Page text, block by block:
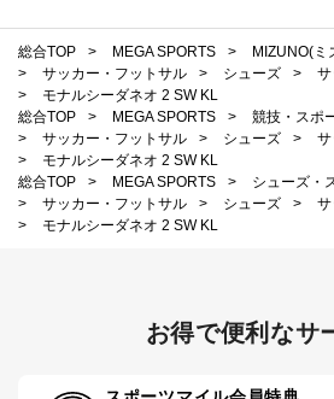
総合TOP > MEGA SPORTS >
MIZUNO(ミ
>
サッカー・フットサル > シューズ >
サ
>
モナルシーダネオ 2 SW KL
総合TOP
> MEGA SPORTS >
競技・スポ
>
サッカー・フットサル > シューズ >
サ
>
モナルシーダネオ 2 SW KL
総合TOP
> MEGA SPORTS >
シューズ・
>
サッカー・フットサル > シューズ >
サ
>
モナルシーダネオ 2 SW KL
お得で便利なサ